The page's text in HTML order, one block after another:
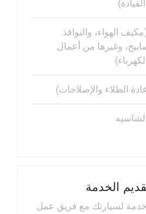
القيادة)
الهواء، والنوافذ
وغيرها من أعمال
الكهرباء)
الطلاء والإصلاحات)
الشاسيه
الخدمة
لسيارتك مع فريق عمل